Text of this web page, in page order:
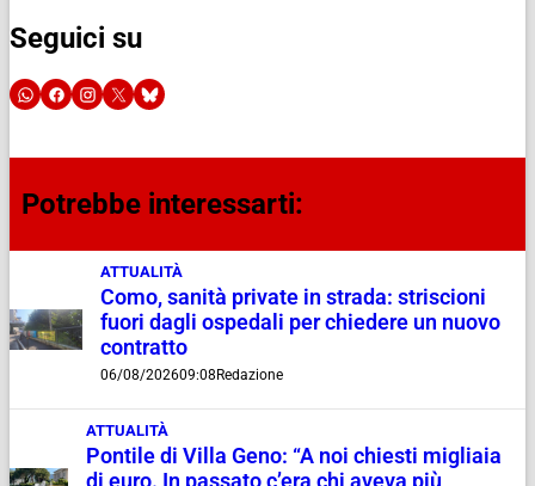
Seguici su
Potrebbe interessarti:
ATTUALITÀ
Como, sanità private in strada: striscioni
fuori dagli ospedali per chiedere un nuovo
contratto
06/08/202609:08 Redazione
ATTUALITÀ
Pontile di Villa Geno: “A noi chiesti migliaia